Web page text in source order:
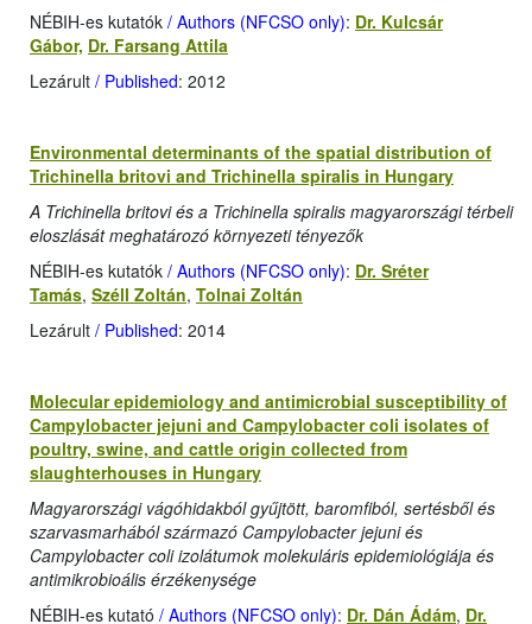
NÉBIH-es kutatók / Authors (NFCSO only): Dr. Kulcsár
Gábor, Dr. Farsang Attila
Lezárult / Published: 2012
Environmental determinants of the spatial distribution of
Trichinella britovi and Trichinella spiralis in Hungary
A Trichinella britovi és a Trichinella spiralis magyarországi térbeli
eloszlását meghatározó környezeti tényezők
NÉBIH-es kutatók / Authors (NFCSO only): Dr. Sréter
Tamás, Széll Zoltán, Tolnai Zoltán
Lezárult / Published: 2014
Molecular epidemiology and antimicrobial susceptibility of
Campylobacter jejuni and Campylobacter coli isolates of
poultry, swine, and cattle origin collected from
slaughterhouses in Hungary
Magyarországi vágóhidakból gyűjtött, baromfiból, sertésből és
szarvasmarhából származó Campylobacter jejuni és
Campylobacter coli izolátumok molekuláris epidemiológiája és
antimikrobioális érzékenysége
NÉBIH-es kutató / Authors (NFCSO only): Dr. Dán Ádám, Dr.